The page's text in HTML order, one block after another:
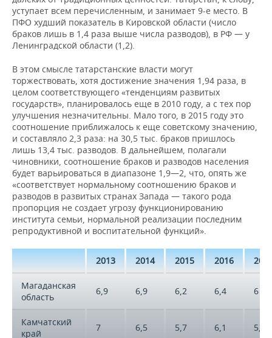
уступает всем перечисленным, и занимает 9-е место. В
ПФО худший показатель в Кировской области (число
браков лишь в 1,4 раза выше числа разводов), в РФ — у
Ленинградской области (1,2).
В этом смысле татарстанские власти могут
торжествовать, хотя достижение значения 1,94 раза, в
целом соответствующего «тенденциям развитых
государств», планировалось еще в 2010 году, а с тех пор
улучшения незначительны. Мало того, в 2015 году это
соотношение приближалось к еще советскому значению,
и составляло 2,3 раза: на 30,5 тыс. браков пришлось
лишь 13,4 тыс. разводов. В дальнейшем, полагали
чиновники, соотношение браков и разводов населения
будет варьироваться в диапазоне 1,9—2, что, опять же
«соответствует нормальному соотношению браков и
разводов в развитых странах Запада — такого рода
пропорция не создает угрозу функционированию
института семьи, нормальной реализации последним
репродуктивной и воспитательной функций».
2013 2014 2015 2016
Магаданская
область
6,9 6,9 6,2 6,4 6
Камчатский
край
7 6,5 5,7 6,1 5,7